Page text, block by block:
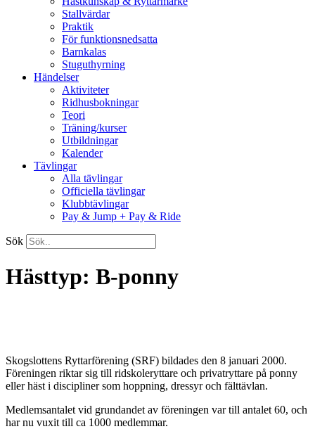
Stallvärdar
Praktik
För funktionsnedsatta
Barnkalas
Stuguthyrning
Händelser
Aktiviteter
Ridhusbokningar
Teori
Träning/kurser
Utbildningar
Kalender
Tävlingar
Alla tävlingar
Officiella tävlingar
Klubbtävlingar
Pay & Jump + Pay & Ride
Sök
Hästtyp: B-ponny
Skogslottens Ryttarförening (SRF) bildades den 8 januari 2000.
Föreningen riktar sig till ridskoleryttare och privatryttare på ponny
eller häst i discipliner som hoppning, dressyr och fälttävlan.
Medlemsantalet vid grundandet av föreningen var till antalet 60, och
har nu vuxit till ca 1000 medlemmar.